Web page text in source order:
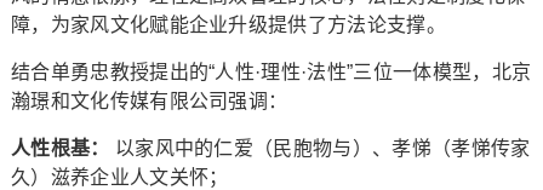
障，为家风文化赋能企业升级提供了方法论支撑。
结合单勇忠教授提出的“人性·理性·法性”三位一体模型，北京
瀚璟和文化传媒有限公司强调：
人性根基：
以家风中的仁爱（民胞物与）、孝悌（孝悌传家
久）滋养企业人文关怀；